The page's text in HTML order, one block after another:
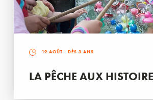
19 AOÛT - DÈS 3 ANS
LA PÊCHE AUX